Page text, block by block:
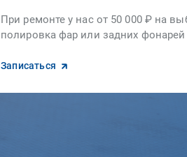
При ремонте у нас от 50 000 ₽ на
полировка фар или задних
Записаться